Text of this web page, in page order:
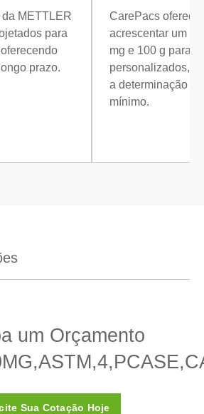
METTLER
para
prazo.
CarePacs oferece
acrescentar um
mg e 100 g para
personalizados,
a determinação
mínimo.
Folha
7.950 (± 140) kg/m3
≤ 0,05
um Orçamento
Sua Cotação Hoje